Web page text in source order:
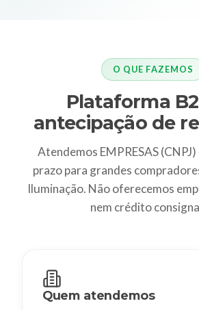
O QUE FAZEMOS
Plataforma
antecipação de
Atendemos EMPRESAS
prazo para grandes
Iluminação. Não oferecemos
nem crédito
Quem atendemos